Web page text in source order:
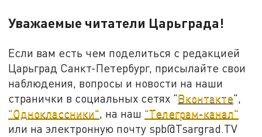
Уважаемые читатели Царьграда!
Если вам есть чем поделиться с редакцией
Царьград Санкт-Петербург, присылайте свои
наблюдения, вопросы и новости на наши
странички в социальных сетях "Вконтакте",
"Одноклассники", на наш "Телеграм-канал"
или на электронную почту spb@Tsargrad.TV